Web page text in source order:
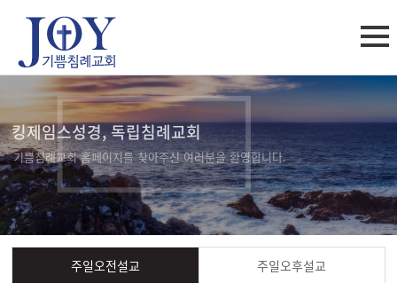
킹제임스성경, 독립침례교회
기쁨침례교회 홈페이지를 찾아주신 여러분을 환영합니다.
주일오전설교 주일오후설교